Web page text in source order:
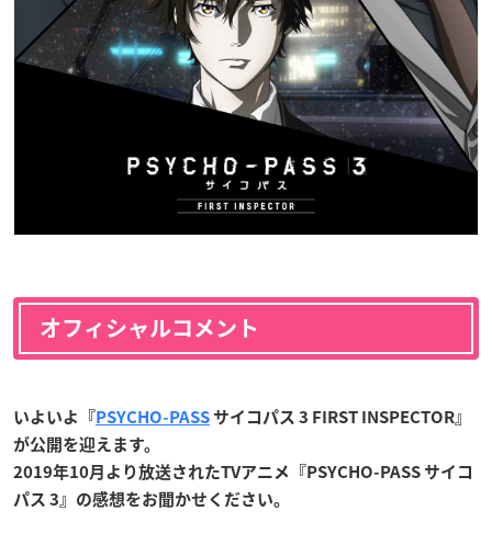
オフィシャルコメント
いよいよ『 PSYCHO-PASS サイコパス 3 FIRST INSPECTOR』
が公開を迎えます。
2019年10月より放送されたTVアニメ『PSYCHO-PASS サイコ
パス 3』の感想をお聞かせください。